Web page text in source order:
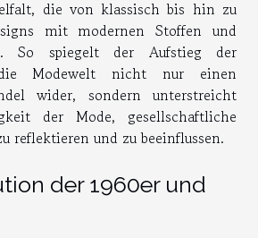
die von klassisch bis hin zu
mit modernen Stoffen und
So spiegelt der Aufstieg der
Modewelt nicht nur einen
wider, sondern unterstreicht
der Mode, gesellschaftliche
reflektieren und zu beeinflussen.
der 1960er und